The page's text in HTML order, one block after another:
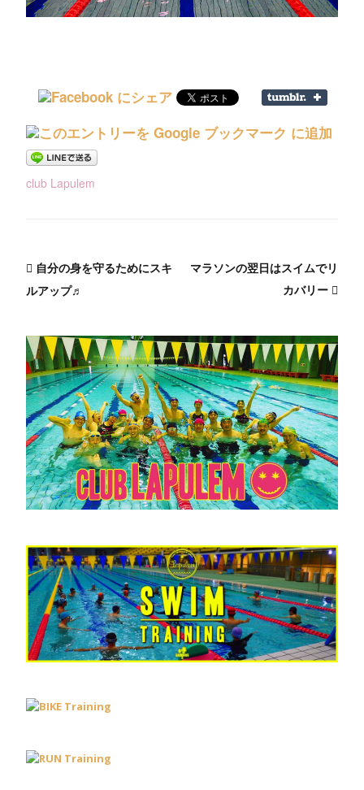
club Lapulem
自分の身を守るためにスキ
ルアップ♬
マラソンの翌日はスイムでリ
カバリー